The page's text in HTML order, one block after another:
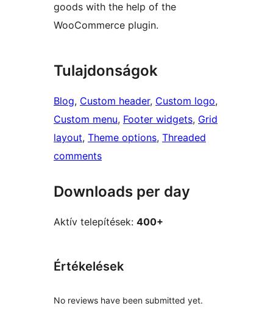
goods with the help of the
WooCommerce plugin.
Tulajdonságok
Blog, Custom header, Custom logo
Custom menu, Footer widgets, Grid
layout, Theme options, Threaded
comments
Downloads per day
Aktív telepítések: 400+
Értékelések
No reviews have been submitted yet.